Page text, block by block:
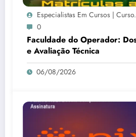
Especialistas Em Cursos |
0
Faculdade do Operador:
e Avaliação Técnica
06/08/2026